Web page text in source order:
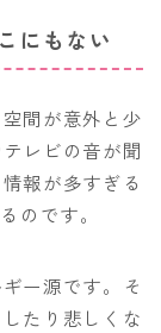
にもない
間が意外と少
レビの音が聞
報が多すぎる
のです。
ー源です。そ
たり悲しくな